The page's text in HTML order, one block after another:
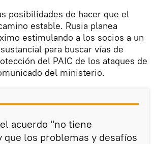
posibilidades de hacer que el
estable. Rusia planea
estimulando a los socios a un
para buscar vías de
del PAIC de los ataques de
del ministerio.
acuerdo "no tiene
que los problemas y desafíos